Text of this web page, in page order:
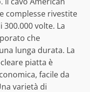
complesse rivestite
volte. La
che
lunga durata. La
piatta è
facile da
varietà di